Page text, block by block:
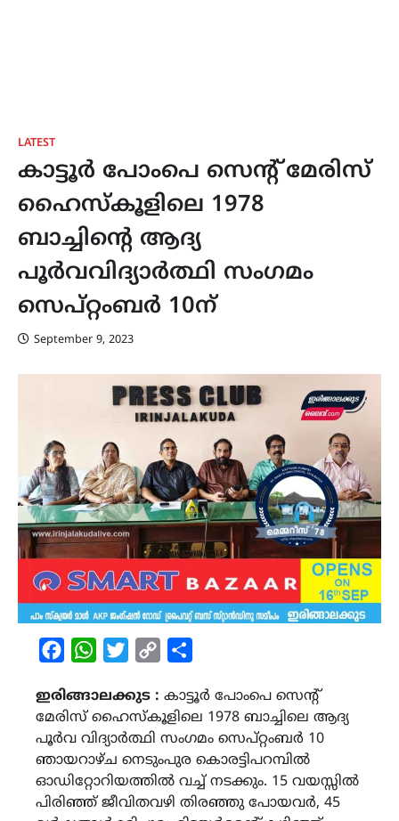
LATEST
കാട്ടൂർ പോംപെ സെന്റ് മേരിസ്
ഹൈസ്കൂളിലെ 1978
ബാച്ചിന്‍റെ ആദ്യ
പൂർവവിദ്യാർത്ഥി സംഗമം
സെപ്റ്റംബർ 10ന്
September 9, 2023
FacebookWhatsAppTwitterCopy
ഇരിങ്ങാലക്കുട : കാട്ടൂർ പോംപെ സെന്റ്
മേരിസ് ഹൈസ്കൂളിലെ 1978 ബാച്ചിലെ ആദ്യ
പൂർവ വിദ്യാർത്ഥി സംഗമം സെപ്റ്റംബർ 10
ഞായറാഴ്ച നെടുംപുര കൊരട്ടിപറമ്പിൽ
ഓഡിറ്റോറിയത്തിൽ വച്ച് നടക്കും. 15 വയസ്സിൽ
പിരിഞ്ഞ് ജീവിതവഴി തിരഞ്ഞു പോയവർ, 45